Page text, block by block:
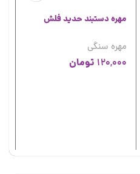
مهره دستبند حدید فلش
مهره سنگی
120,000 تومان